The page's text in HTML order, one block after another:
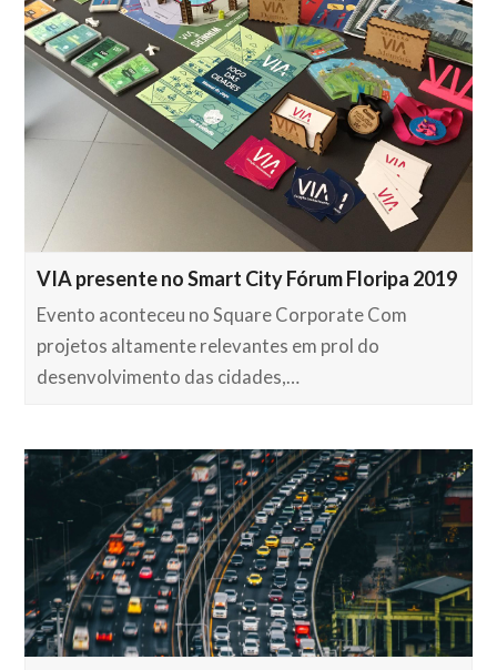
VIA presente no Smart City Fórum Floripa 2019
Evento aconteceu no Square Corporate Com
projetos altamente relevantes em prol do
desenvolvimento das cidades,…